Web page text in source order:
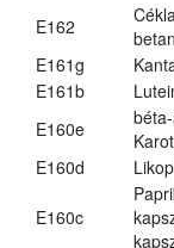
E162
E161g
E161b
E160e
E160d
E160c